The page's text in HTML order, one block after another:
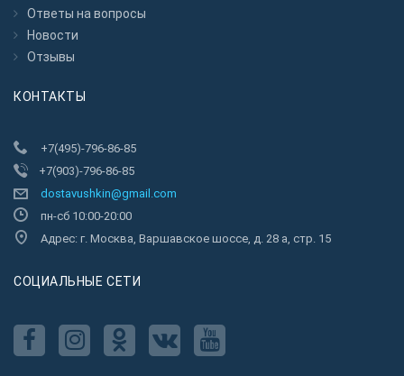
Ответы на вопросы
Новости
Отзывы
КОНТАКТЫ
+7(495)-796-86-85
+7(903)-796-86-85
dostavushkin@gmail.com
пн-сб 10:00-20:00
Адрес: г. Москва, Варшавское шоссе, д. 28 а, стр. 15
CОЦИАЛЬНЫЕ СЕТИ